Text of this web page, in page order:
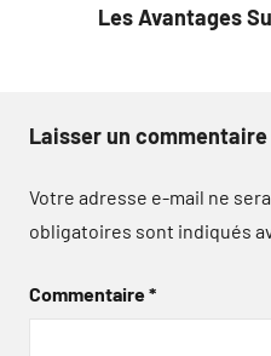
Les Avantages
Laisser un commentaire
Votre adresse e-mail ne
obligatoires sont indiqués
Commentaire*